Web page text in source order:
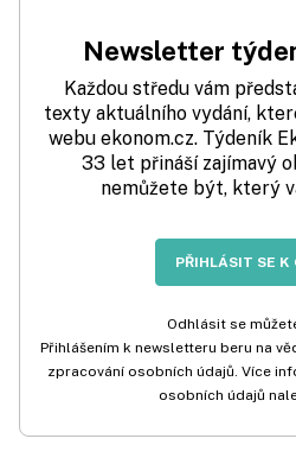
Newsletter
Každou středu vám
texty aktuálního vydání,
webu ekonom.cz. Týdeník
33 let přináší zajímavý
nemůžete být, který
PŘIHLÁSIT SE K
Odhlásit se
Přihlášením k newsletteru beru na
zpracování osobních údajů. Více
osobních údajů